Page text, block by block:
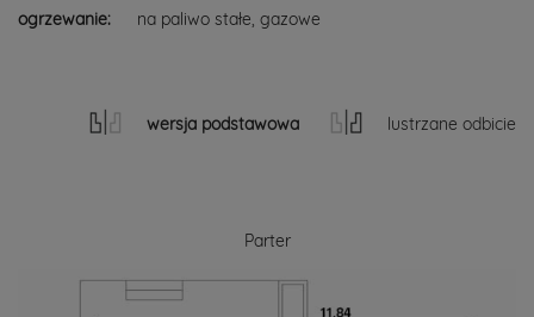
ogrzewanie: na paliwo stałe, gazowe
wersja podstawowa lustrzane odbicie
Parter